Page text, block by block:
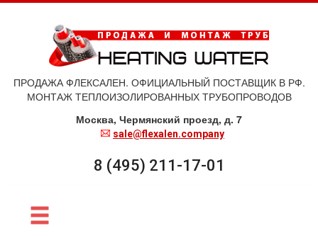
ПРОДАЖА ФЛЕКСАЛЕН. ОФИЦИАЛЬНЫЙ ПОСТАВЩИК В РФ.
МОНТАЖ ТЕПЛОИЗОЛИРОВАННЫХ ТРУБОПРОВОДОВ
Москва, Чермянский проезд, д. 7
sale@flexalen.company
8 (495) 211-17-01